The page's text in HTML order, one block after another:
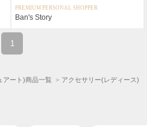
PREMIUM PERSONAL SHOPPER
Ban's Story
1
アート)商品一覧 アクセサリー(レディース)